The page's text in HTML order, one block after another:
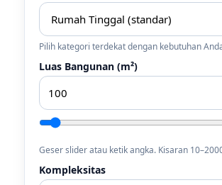
Pilih kategori terdekat dengan kebutuhan
Luas Bangunan (m²)
Geser slider atau ketik angka. Kisaran
Kompleksitas